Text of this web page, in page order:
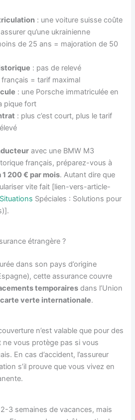
: une voiture suisse coûte
qu’une ukrainienne
de 25 ans = majoration de 50
: pas de relevé
français = tarif maximal
: une Porsche immatriculée en
pique fort
: plus c’est court, plus le tarif
avec une BMW M3
français, préparez-vous à
1 200 € par mois. Autant dire que
vite fait [lien-vers-article-
Spéciales : Solutions pour
étrangère ?
dans son pays d’origine
cette assurance couvre
temporaires dans l’Union
carte verte internationale.
n’est valable que pour des
ne vous protège pas si vous
En cas d’accident, l’assureur
s’il prouve que vous vivez en
2-3 semaines de vacances, mais